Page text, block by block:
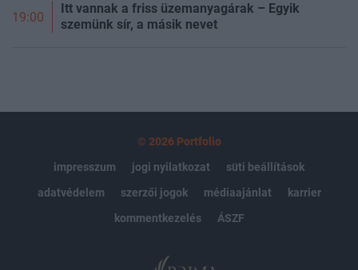
19:00
Itt vannak a friss üzemanyagárak – Egyik
szemünk sír, a másik nevet
© 2026 Portfolio
impresszum
jogi nyilatkozat
süti beállítások
adatvédelem
szerzői jogok médiaajánlat
karrier
kommentkezelés
ÁSZF